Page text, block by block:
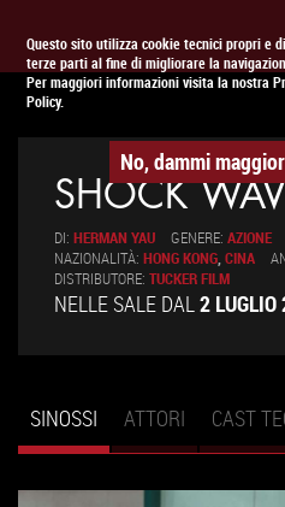
Questo sito utilizza cookie tecnici propri e di
terze parti al fine di migliorare la
Per maggiori informazioni visita la nostra
Policy.
No, dammi
APPUNTAMENTO AL CINEMA
SHOCK
DI: HERMAN YAU GENERE: AZIONE
NAZIONALITÀ: HONG KONG,CINA
DISTRIBUTORE: TUCKER FILM
NELLE SALE DAL2 LUGLIO
Schede primarie
SINOSSI (SCHEDA
ATTIVA)
ATTORI CAST